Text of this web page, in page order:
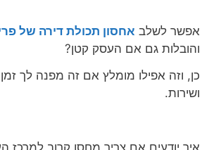
אפשר לשלב אחסון תכולת דירה של
והובלות גם אם העסק קטן?
כן, וזה אפילו מומלץ אם זה מפנה לך
ושירות.